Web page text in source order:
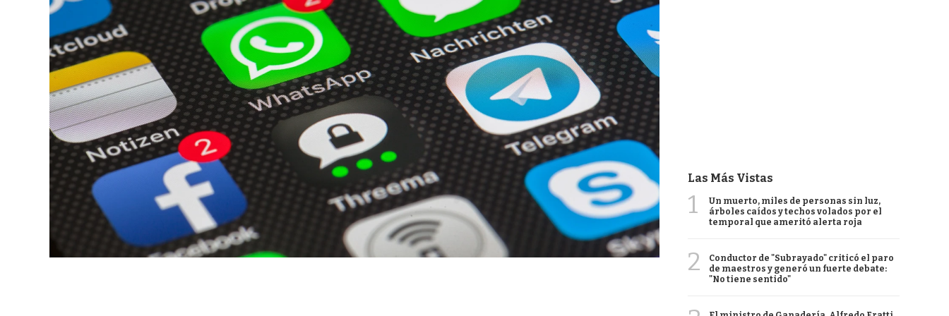
Las Más Vistas
1
Un muerto, miles de personas sin luz,
árboles caídos y techos volados por el
temporal que ameritó alerta roja
2
Conductor de "Subrayado" criticó el paro
de maestros y generó un fuerte debate:
"No tiene sentido"